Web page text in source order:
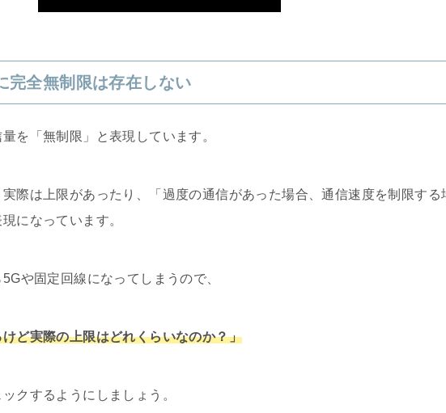
完全無制限は存在しない
を「無制限」と表現しています。
際は上限があったり、「過度の通信があった場合、通信速度を制限する
になっています。
や固定回線になってしまうので、
ど実際の上限はどれくらいなのか？」
クするようにしましょう。